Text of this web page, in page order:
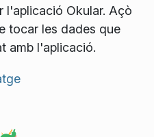
l'aplicació Okular. Açò
tocar les dades que
amb l'aplicació.